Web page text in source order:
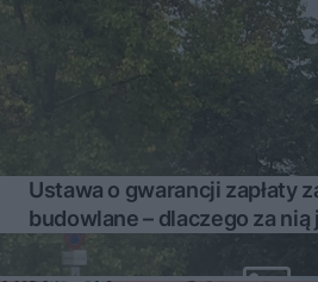
Ustawa o gwarancji zapłaty
budowlane – dlaczego za